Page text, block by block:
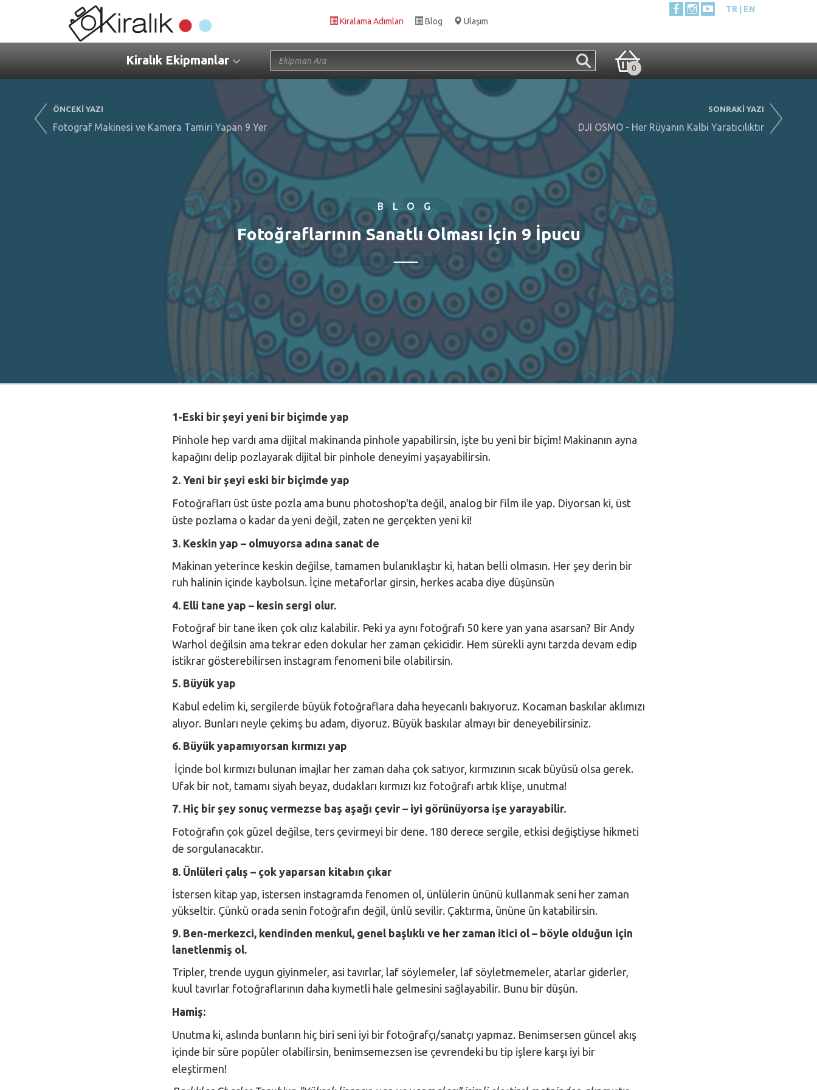
Kiralama Adımları Blog Ulaşım
TR EN
Kiralık Ekipmanlar
0
BLOG
Fotoğraflarının Sanatlı Olması İçin 9 İpucu
ÖNCEKİ YAZI
Fotograf Makinesi ve Kamera Tamiri Yapan 9 Yer
SONRAKİ YAZI
DJI OSMO - Her Rüyanın Kalbi Yaratıcılıktır
1-Eski bir şeyi yeni bir biçimde yap
Pinhole hep vardı ama dijital makinanda pinhole yapabilirsin, işte bu yeni bir biçim! Makinanın ayna
kapağını delip pozlayarak dijital bir pinhole deneyimi yaşayabilirsin.
2. Yeni bir şeyi eski bir biçimde yap
Fotoğrafları üst üste pozla ama bunu photoshop'ta değil, analog bir film ile yap. Diyorsan ki, üst
üste pozlama o kadar da yeni değil, zaten ne gerçekten yeni ki!
3. Keskin yap – olmuyorsa adına sanat de
Makinan yeterince keskin değilse, tamamen bulanıklaştır ki, hatan belli olmasın. Her şey derin bir
ruh halinin içinde kaybolsun. İçine metaforlar girsin, herkes acaba diye düşünsün
4. Elli tane yap – kesin sergi olur.
Fotoğraf bir tane iken çok cılız kalabilir. Peki ya aynı fotoğrafı 50 kere yan yana asarsan? Bir Andy
Warhol değilsin ama tekrar eden dokular her zaman çekicidir. Hem sürekli aynı tarzda devam edip
istikrar gösterebilirsen instagram fenomeni bile olabilirsin.
5. Büyük yap
Kabul edelim ki, sergilerde büyük fotoğraflara daha heyecanlı bakıyoruz. Kocaman baskılar aklımızı
alıyor. Bunları neyle çekimş bu adam, diyoruz. Büyük baskılar almayı bir deneyebilirsiniz.
6. Büyük yapamıyorsan kırmızı yap
İçinde bol kırmızı bulunan imajlar her zaman daha çok satıyor, kırmızının sıcak büyüsü olsa gerek.
Ufak bir not, tamamı siyah beyaz, dudakları kırmızı kız fotoğrafı artık klişe, unutma!
7. Hiç bir şey sonuç vermezse baş aşağı çevir – iyi görünüyorsa işe yarayabilir.
Fotoğrafın çok güzel değilse, ters çevirmeyi bir dene. 180 derece sergile, etkisi değiştiyse hikmeti
de sorgulanacaktır.
8. Ünlüleri çalış – çok yaparsan kitabın çıkar
İstersen kitap yap, istersen instagramda fenomen ol, ünlülerin ününü kullanmak seni her zaman
yükseltir. Çünkü orada senin fotoğrafın değil, ünlü sevilir. Çaktırma, ününe ün katabilirsin.
9. Ben-merkezci, kendinden menkul, genel başlıklı ve her zaman itici ol – böyle olduğun için
lanetlenmiş ol.
Tripler, trende uygun giyinmeler, asi tavırlar, laf söylemeler, laf söyletmemeler, atarlar giderler,
kuul tavırlar fotoğraflarının daha kıymetli hale gelmesini sağlayabilir. Bunu bir düşün.
Hamiş:
Unutma ki, aslında bunların hiç biri seni iyi bir fotoğrafçı/sanatçı yapmaz. Benimsersen güncel akış
içinde bir süre popüler olabilirsin, benimsemezsen ise çevrendeki bu tip işlere karşı iyi bir
eleştirmen!